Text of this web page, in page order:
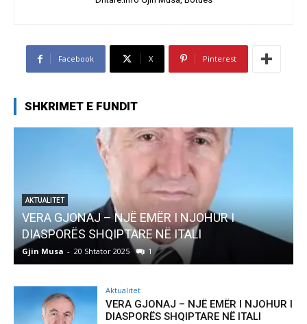
Facebook X Pinterest
SHKRIMET E FUNDIT
AKTUALITET
VERA GJONAJ – NJË EMËR I NJOHUR I
DIASPORËS SHQIPTARE NË ITALI
Gjin Musa - 20 Shtator 2025 1
Aktualitet
VERA GJONAJ – NJË EMËR I NJOHUR I
DIASPORËS SHQIPTARE NË ITALI